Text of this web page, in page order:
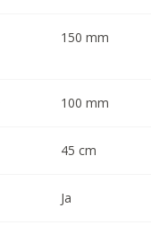
150 mm
100 mm
45 cm
Ja